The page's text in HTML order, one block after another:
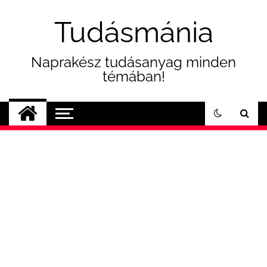
Tudásmánia
Naprakész tudásanyag minden
témában!